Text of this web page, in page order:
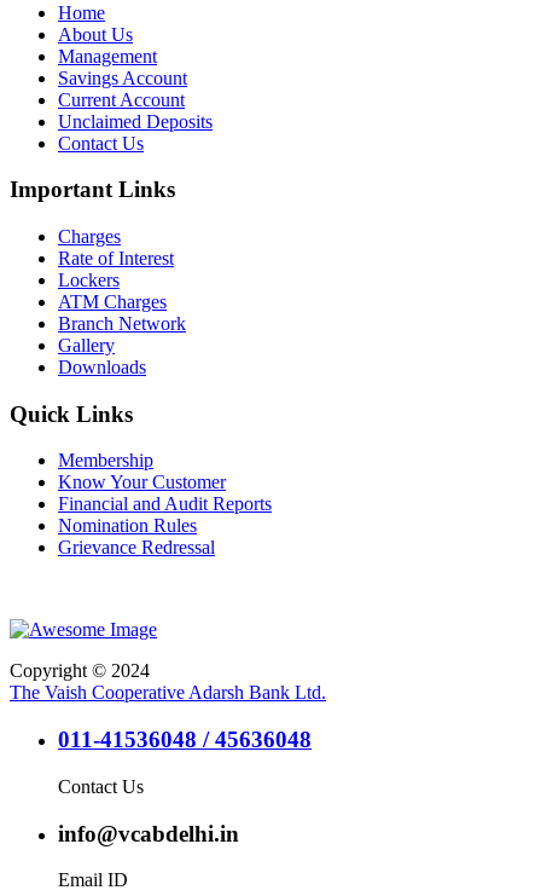
Home
About Us
Management
Savings Account
Current Account
Unclaimed Deposits
Contact Us
Important Links
Charges
Rate of Interest
Lockers
ATM Charges
Branch Network
Gallery
Downloads
Quick Links
Membership
Know Your Customer
Financial and Audit Reports
Nomination Rules
Grievance Redressal
Copyright © 2024
The Vaish Cooperative Adarsh Bank Ltd.
011-41536048 / 45636048
Contact Us
info@vcabdelhi.in
Email ID